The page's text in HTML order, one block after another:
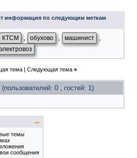
информация по следующим меткам
КТСМ обухово машинист
электровоз
тема| Следующая тема »
(пользователей: 0 , гостей: 1)
темы
сообщения